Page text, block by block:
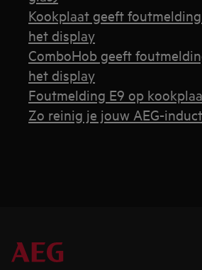
Kookplaat geeft
het display
ComboHob geeft
het display
Foutmelding E9 op
Zo reinig je jouw AEG-